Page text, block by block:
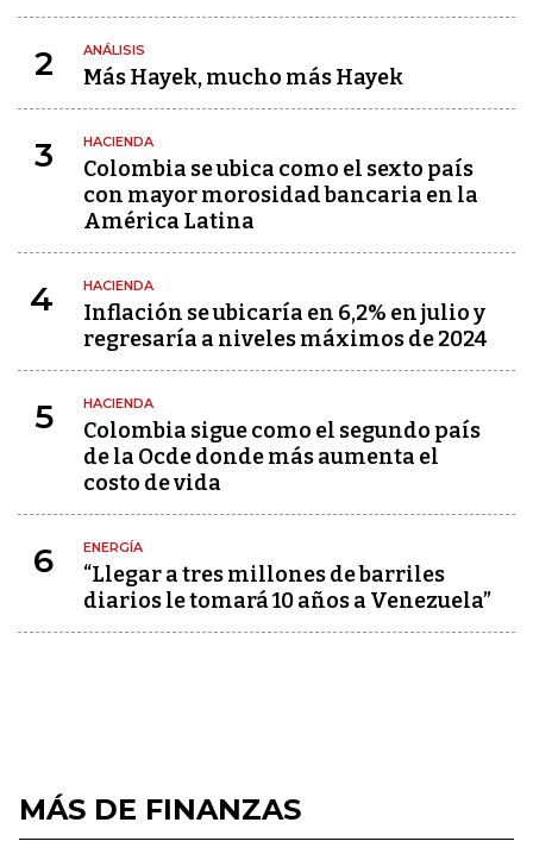
2 ANÁLISIS
Más Hayek, mucho más Hayek
3 HACIENDA
Colombia se ubica como el sexto país
con mayor morosidad bancaria en la
América Latina
4 HACIENDA
Inflación se ubicaría en 6,2% en julio y
regresaría a niveles máximos de 2024
5 HACIENDA
Colombia sigue como el segundo país
de la Ocde donde más aumenta el
costo de vida
6 ENERGÍA
“Llegar a tres millones de barriles
diarios le tomará 10 años a Venezuela”
MÁS DE FINANZAS